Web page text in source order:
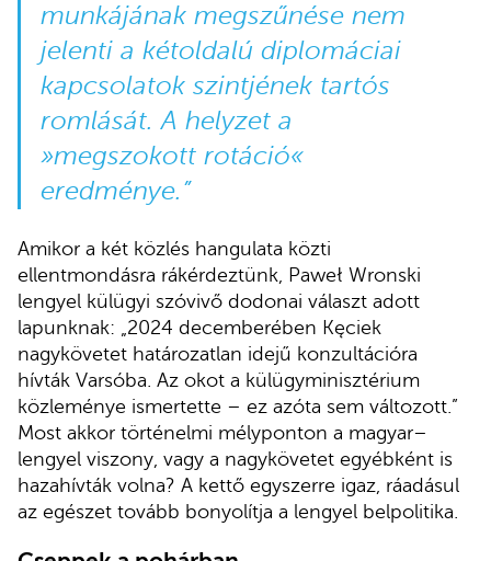
munkájának megszűnése nem
jelenti a kétoldalú diplomáciai
kapcsolatok szintjének tartós
romlását. A helyzet a
»megszokott rotáció«
eredménye.”
Amikor a két közlés hangulata közti
ellentmondásra rákérdeztünk, Paweł Wronski
lengyel külügyi szóvivő dodonai választ adott
lapunknak: „2024 decemberében Kęciek
nagykövetet határozatlan idejű konzultációra
hívták Varsóba. Az okot a külügyminisztérium
közleménye ismertette – ez azóta sem változott.”
Most akkor történelmi mélyponton a magyar–
lengyel viszony, vagy a nagykövetet egyébként is
hazahívták volna? A kettő egyszerre igaz, ráadásul
az egészet tovább bonyolítja a lengyel belpolitika.